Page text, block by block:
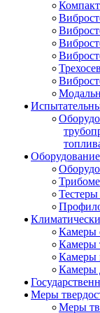
Тестеры
Камеры
Камеры
Камеры
Камеры
Меры
Меры